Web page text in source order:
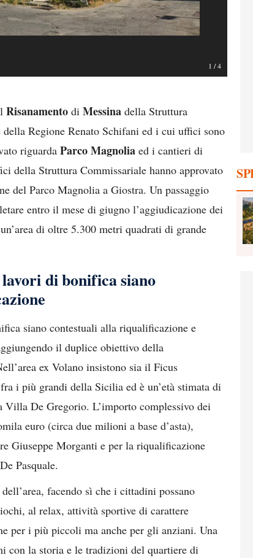
1 /4
Risanamento di Messina della Struttura
Regione Renato Schifani ed i cui uffici sono
riguarda Parco Magnolia ed i cantieri di
della Struttura Commissariale hanno approvato
del Parco Magnolia a Giostra. Un passaggio
entro il mese di giugno l’aggiudicazione dei
di oltre 5.300 metri quadrati di grande
di bonifica siano
siano contestuali alla riqualificazione e
il duplice obiettivo della
ex Volano insistono sia il Ficus
i più grandi della Sicilia ed è un’età stimata di
De Gregorio. L’importo complessivo dei
euro (circa due milioni a base d’asta),
Giuseppe Morganti e per la riqualificazione
Pasquale.
facendo sì che i cittadini possano
al relax, attività sportive di carattere
per i più piccoli ma anche per gli anziani. Una
con la storia e le tradizioni del quartiere di